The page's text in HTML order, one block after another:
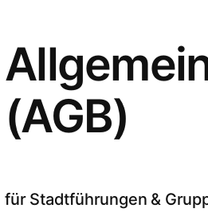
(AGB)
für Stadtführungen &